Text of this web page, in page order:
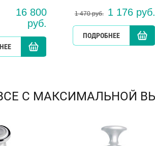
КУПИТЬ
16 800
руб.
КУПИТЬ
1 470 руб.
1 176 руб.
ПОДРОБНЕЕ
С МАКСИМАЛЬНОЙ